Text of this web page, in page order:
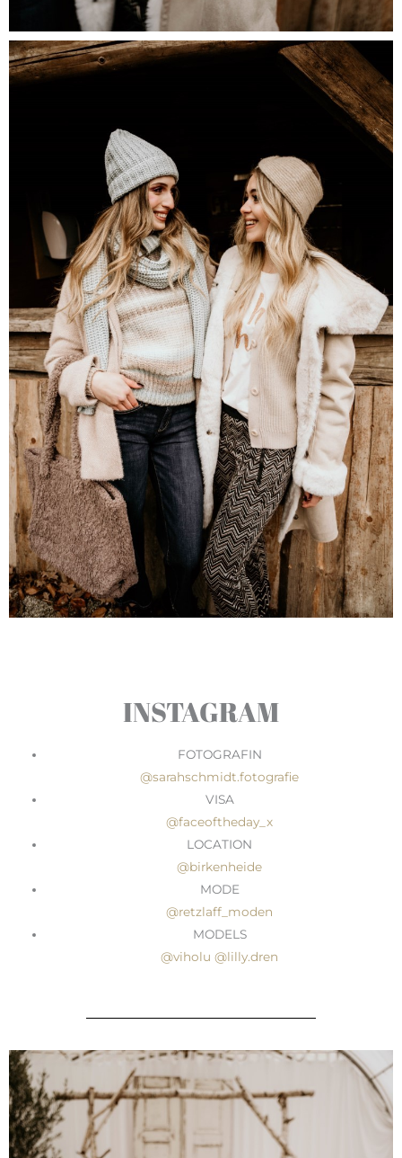
INSTAGRAM
FOTOGRAFIN
@sarahschmidt.fotografie
VISA
@faceoftheday_x
LOCATION
@birkenheide
MODE
@retzlaff_moden
MODELS
@viholu @lilly.dren